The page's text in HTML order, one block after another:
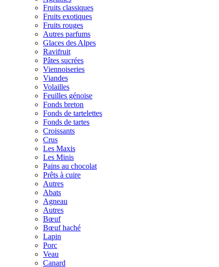
Fruits classiques
Fruits exotiques
Fruits rouges
Autres parfums
Glaces des Alpes
Ravifruit
Pâtes sucrées
Viennoiseries
Viandes
Volailles
Feuilles génoise
Fonds breton
Fonds de tartelettes
Fonds de tartes
Croissants
Crus
Les Maxis
Les Minis
Pains au chocolat
Prêts à cuire
Autres
Abats
Agneau
Autres
Bœuf
Bœuf haché
Lapin
Porc
Veau
Canard